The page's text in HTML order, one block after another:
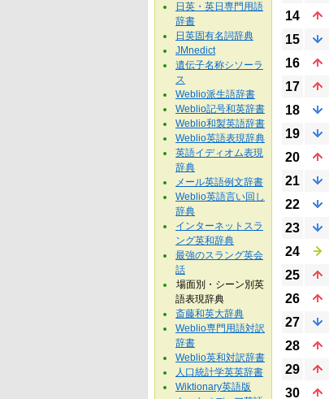
14
15
16
17
18
19
20
21
22
23
24
25
26
27
28
29
30
日英・英日専門用語
辞書
日英固有名詞辞典
JMnedict
遺伝子名称シソーラ
ス
Weblio派生語辞書
Weblio記号和英辞書
Weblio和製英語辞書
Weblio英語表現辞典
英語イディオム表現
辞典
メール英語例文辞書
Weblio英語言い回し
辞典
インターネットスラ
ング英和辞典
最強のスラング英会
話
場面別・シーン別英
語表現辞典
斎藤和英大辞典
Weblio専門用語対訳
辞書
Weblio英和対訳辞書
人口統計学英英辞書
Wiktionary英語版